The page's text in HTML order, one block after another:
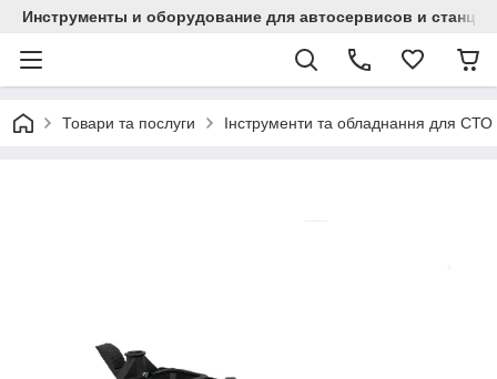
Инструменты и оборудование для автосервисов и
Товари та послуги Інструменти та обладнання для СТО